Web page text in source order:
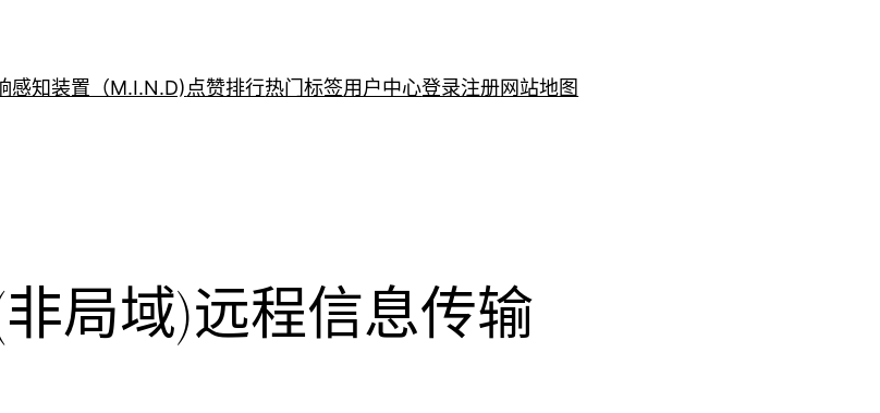
感知装置（M.I.N.D)点赞排行热门标签用户中心登录注册网站地图
局域)远程信息传输